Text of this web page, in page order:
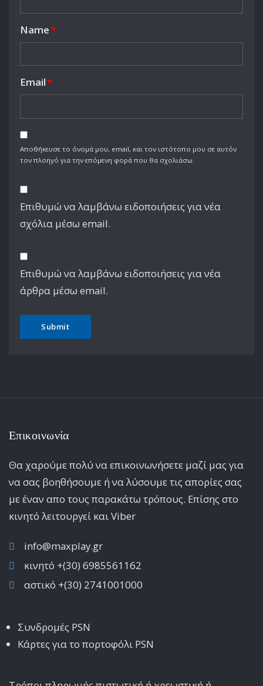
Name*
Email*
Αποθήκευσε το όνομά μου, email, και τον ιστότοπο μου σε αυτόν
τον πλοηγό για την επόμενη φορά που θα σχολιάσω.
Επιθυμώ να λαμβάνω ειδοποιήσεις για νέα
σχόλια μέσω email.
Επιθυμώ να λαμβάνω ειδοποιήσεις για νέα
άρθρα μέσω email.
Επικοινωνία
Θα χαρούμε πολύ να επικοινωνήσετε μαζί μας για
να σας βοηθήσουμε ή να λύσουμε τις απορίες σας
με έναν απο τους παρακάτω τρόπους. Επίσης στο
κινητό λειτoυργεί και Viber
info@maxplay.gr
κινητό +(30) 6985561162
αστικό +(30) 2741001000
Συνδρομές PSN
Κάρτες για το πορτοφόλι PSN